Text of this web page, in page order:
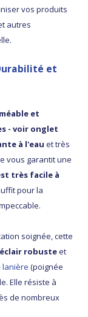
vos produits
autres
et
et
- voir onglet
à l'eau et très
vous garantit une
très facile à
pour la
soignée, cette
robusteet
lanière (poignée
Elle résiste à
de nombreux